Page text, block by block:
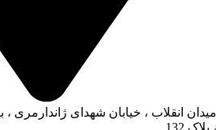
میدان انقلاب ، خیابان شهدای ژاندارمری